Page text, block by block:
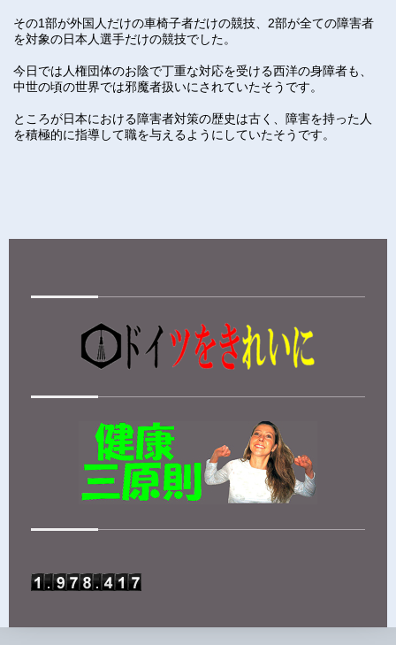
その1部が外国人だけの車椅子者だけの競技、2部が全ての障害者
を対象の日本人選手だけの競技でした。
今日では人権団体のお陰で丁重な対応を受ける西洋の身障者も、
中世の頃の世界では邪魔者扱いにされていたそうです。
ところが日本における障害者対策の歴史は古く、障害を持った人
を積極的に指導して職を与えるようにしていたそうです。